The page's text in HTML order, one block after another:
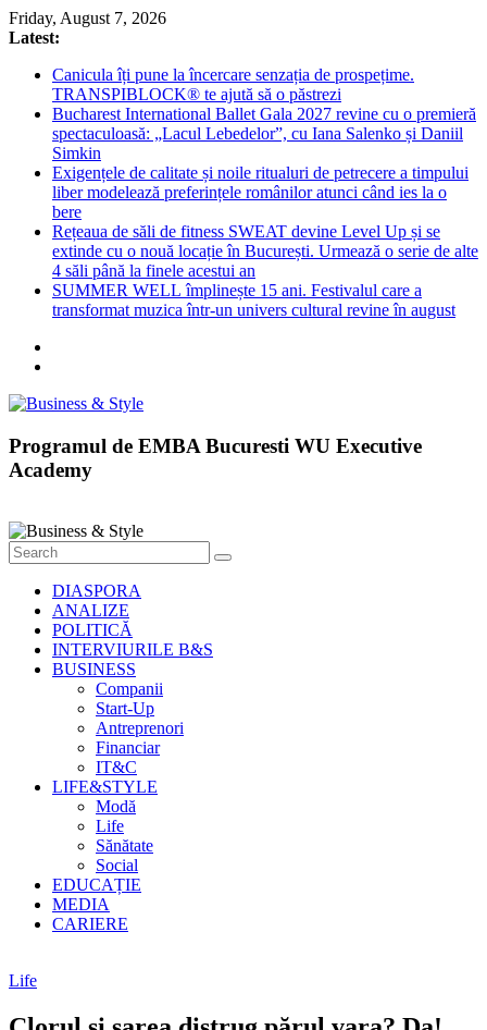
Skip
to
Friday, August 7, 2026
Latest:
Canicula îți pune la încercare senzația de prospețime.
TRANSPIBLOCK® te ajută să o păstrezi
Bucharest International Ballet Gala 2027 revine cu o premieră
spectaculoasă: „Lacul Lebedelor”, cu Iana Salenko și Daniil
Simkin
Exigențele de calitate și noile ritualuri de petrecere a timpului
liber modelează preferințele românilor atunci când ies la o
bere
Rețeaua de săli de fitness SWEAT devine Level Up și se
extinde cu o nouă locație în București. Urmează o serie de alte
4 săli până la finele acestui an
SUMMER WELL împlinește 15 ani. Festivalul care a
transformat muzica într-un univers cultural revine în august
Business
&
Știri
cu
Programul de EMBA Bucuresti WU Executive
Academy
DIASPORA
ANALIZE
POLITICĂ
INTERVIURILE B&S
BUSINESS
Companii
Start-Up
Antreprenori
Financiar
IT&C
LIFE&STYLE
Modă
Life
Sănătate
Social
EDUCAȚIE
MEDIA
CARIERE
Life